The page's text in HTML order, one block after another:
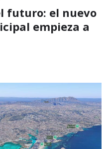
futuro: el nuevo
empieza a